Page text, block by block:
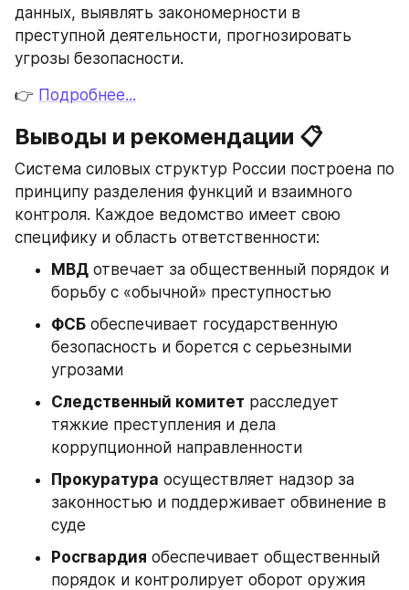
данных, выявлять закономерности в
преступной деятельности, прогнозировать
угрозы безопасности.
👉 Подробнее...
Выводы и рекомендации 📋
Система силовых структур России построена по
принципу разделения функций и взаимного
контроля. Каждое ведомство имеет свою
специфику и область ответственности:
МВД отвечает за общественный порядок и
борьбу с «обычной» преступностью
ФСБ обеспечивает государственную
безопасность и борется с серьезными
угрозами
Следственный комитет расследует
тяжкие преступления и дела
коррупционной направленности
Прокуратура осуществляет надзор за
законностью и поддерживает обвинение в
суде
Росгвардия обеспечивает общественный
порядок и контролирует оборот оружия